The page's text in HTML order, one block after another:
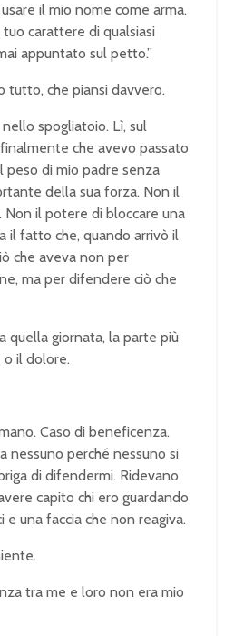
il mio nome come arma.
carattere di qualsiasi
appuntato sul petto.”
tutto, che piansi davvero.
spogliatoio. Lì, sul
che avevo passato
peso di mio padre senza
della sua forza. Non il
Non il potere di bloccare una
il fatto che, quando arrivò il
che aveva non per
ma per difendere ciò che
quella giornata, la parte più
o il dolore.
Caso di beneficenza.
nessuno perché nessuno si
di difendermi. Ridevano
capito chi ero guardando
una faccia che non reagiva.
tra me e loro non era mio